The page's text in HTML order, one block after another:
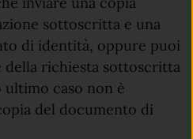
sottoscritta e una
di identità, oppure puoi
della richiesta sottoscritta
caso non è
del documento di